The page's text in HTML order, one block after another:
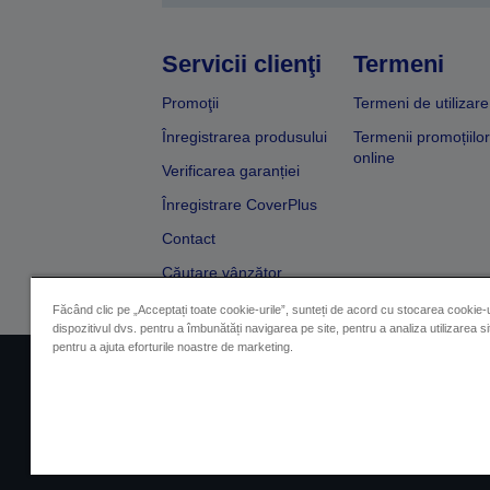
Servicii clienţi
Promoţii
Înregistrarea produsului
Verificarea garanției
Înregistrare CoverPlus
Contact
Căutare vânzător
Termeni
Termeni de utilizare
Termenii promoțiilor
online
Făcând clic pe „Acceptați toate cookie-urile”, sunteți de acord cu stocarea cookie-
dispozitivul dvs. pentru a îmbunătăți navigarea pe site, pentru a analiza utilizarea
pentru a ajuta eforturile noastre de marketing.